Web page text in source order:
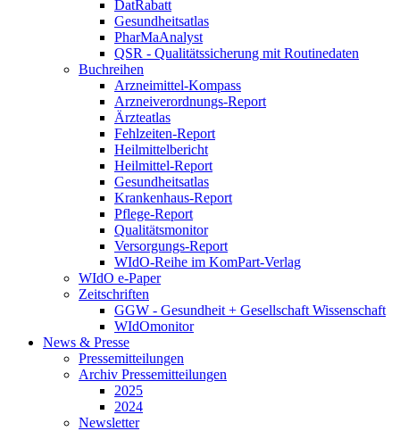
DatRabatt
Gesundheitsatlas
PharMaAnalyst
QSR - Qualitätssicherung mit Routinedaten
Buchreihen
Arzneimittel-Kompass
Arzneiverordnungs-Report
Ärzteatlas
Fehlzeiten-Report
Heilmittelbericht
Heilmittel-Report
Gesundheitsatlas
Krankenhaus-Report
Pflege-Report
Qualitätsmonitor
Versorgungs-Report
WIdO-Reihe im KomPart-Verlag
WIdO e-Paper
Zeitschriften
GGW - Gesundheit + Gesellschaft Wissenschaft
WIdOmonitor
News & Presse
Pressemitteilungen
Archiv Pressemitteilungen
2025
2024
Newsletter